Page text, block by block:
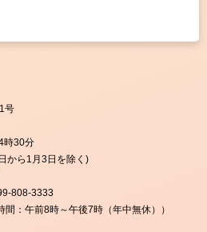
号
時30分
から1月3日を除く)
808-3333
間：午前8時～午後7時（年中無休））